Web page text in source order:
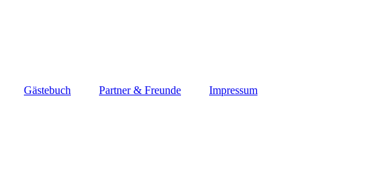
Gästebuch Partner & Freunde Impressum